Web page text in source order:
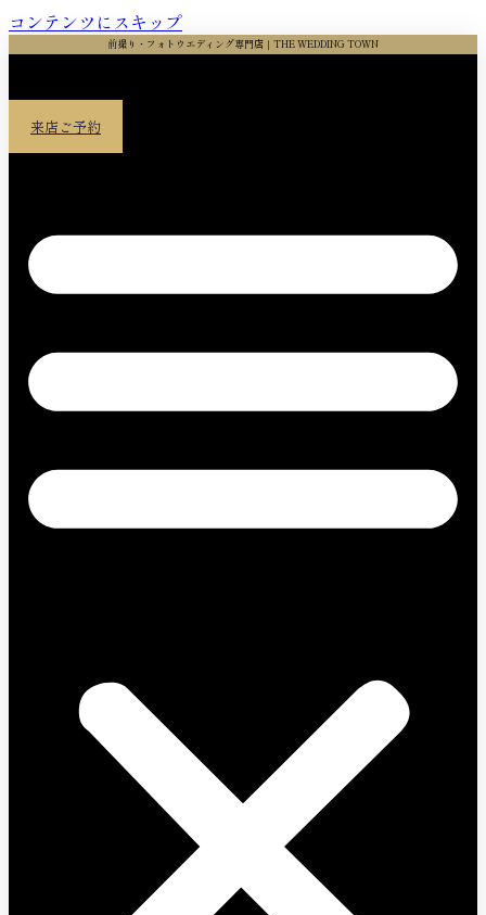
コンテンツにスキップ
前撮り・フォトウエディング専門店｜THE WEDDING TOWN
来店ご予約